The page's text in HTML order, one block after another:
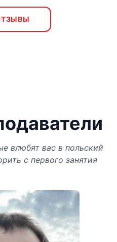
влюбят вас в польский
с первого занятия